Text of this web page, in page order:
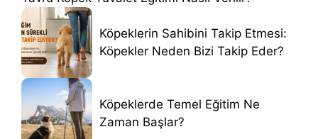
Köpeklerin Sahibini Takip Etmesi:
Köpekler Neden Bizi Takip Eder?
Köpeklerde Temel Eğitim Ne
Zaman Başlar?